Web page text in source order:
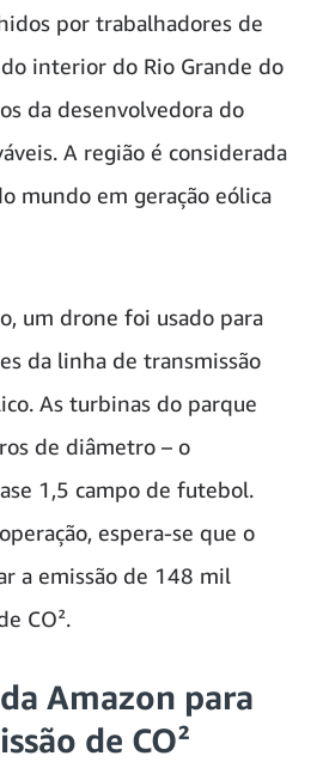
por trabalhadores de
interior do Rio Grande do
da desenvolvedora do
A região é considerada
mundo em geração eólica
um drone foi usado para
da linha de transmissão
As turbinas do parque
de diâmetro – o
1,5 campo de futebol.
espera-se que o
a emissão de 148 mil
CO².
Amazon para
de CO²